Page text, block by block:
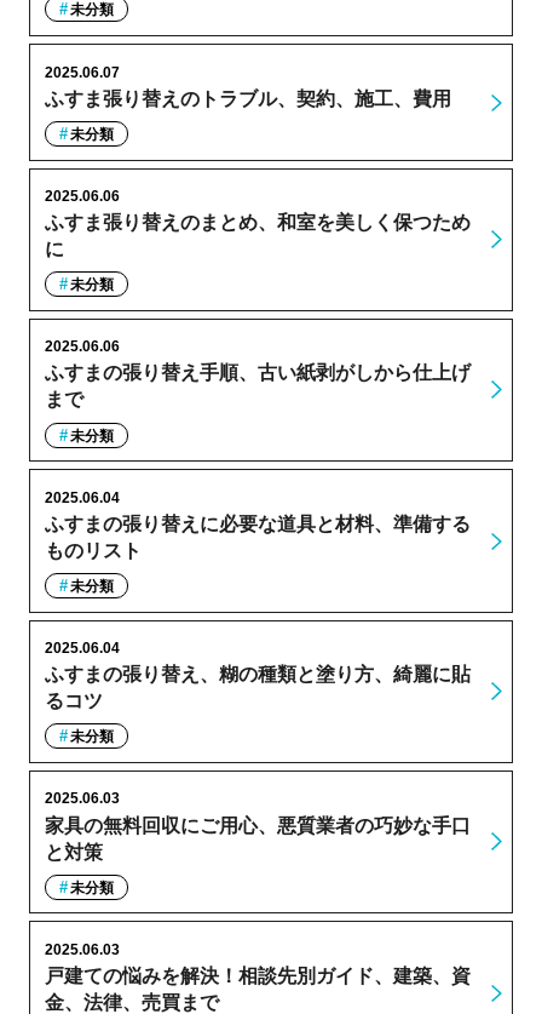
未分類
ふすま張り替えのトラブル、契約、施工、費用
2025.06.07
未分類
ふすま張り替えのまとめ、和室を美しく保つため
に
2025.06.06
未分類
ふすまの張り替え手順、古い紙剥がしから仕上げ
まで
2025.06.06
未分類
ふすまの張り替えに必要な道具と材料、準備する
ものリスト
2025.06.04
未分類
ふすまの張り替え、糊の種類と塗り方、綺麗に貼
るコツ
2025.06.04
未分類
家具の無料回収にご用心、悪質業者の巧妙な手口
と対策
2025.06.03
未分類
戸建ての悩みを解決！相談先別ガイド、建築、資
金、法律、売買まで
2025.06.03